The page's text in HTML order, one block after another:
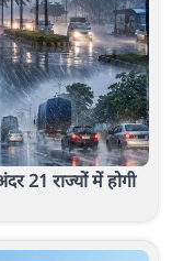
21 राज्यों में होगी